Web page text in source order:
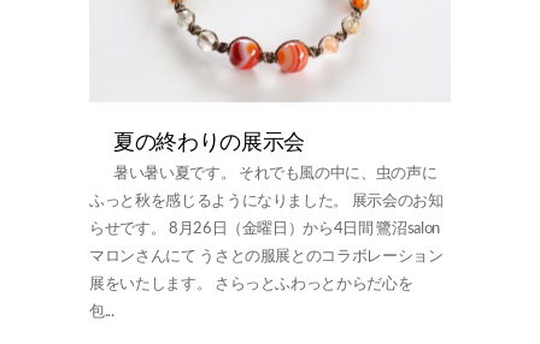
夏の終わりの展示会
暑い暑い夏です。 それでも風の中に、虫の声に
ふっと秋を感じるようになりました。 展示会のお知
らせです。 8月26日（金曜日）から4日間 鷺沼salon
マロンさんにて うさとの服展とのコラボレーション
展をいたします。 さらっとふわっとからだ心を
包...